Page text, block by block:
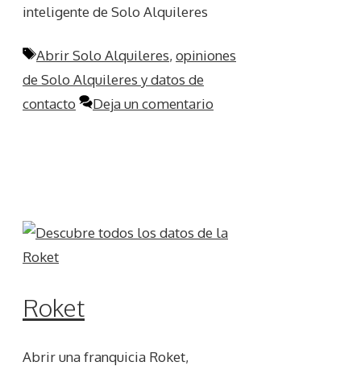
inteligente de Solo Alquileres
Etiquetas
Abrir Solo Alquileres, opiniones
de Solo Alquileres y datos de
contacto
Deja un comentario
Roket
Abrir una franquicia Roket,